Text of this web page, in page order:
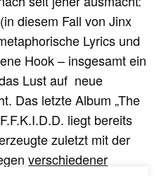
diesem Fall von Jinx
Lyrics und
Hook – insgesamt ein
Lust auf neue
Das letzte Album „The
liegt bereits
zuletzt mit der
verschiedener